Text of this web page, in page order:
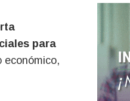
para
económico,